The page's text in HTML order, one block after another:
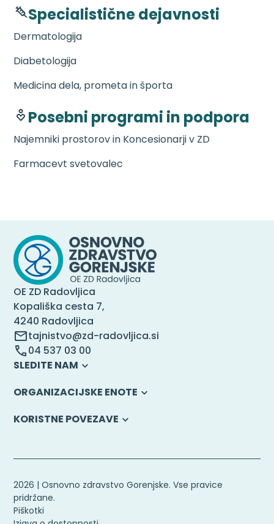
Specialistične dejavnosti
Dermatologija
Diabetologija
Medicina dela, prometa in športa
Posebni programi in podpora
Najemniki prostorov in Koncesionarji v ZD
Farmacevt svetovalec
OE ZD Radovljica
Kopališka cesta 7,
4240 Radovljica
tajnistvo@zd-radovljica.si
04 537 03 00
SLEDITE NAM
ORGANIZACIJSKE ENOTE
KORISTNE POVEZAVE
2026 | Osnovno zdravstvo Gorenjske. Vse pravice
pridržane.
Piškotki